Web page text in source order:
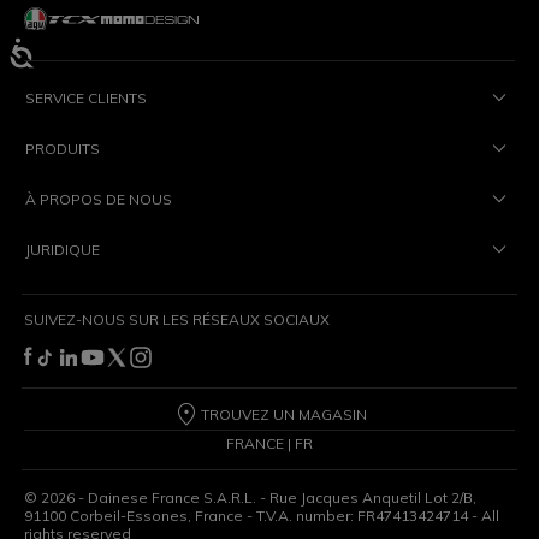
SERVICE CLIENTS
PRODUITS
À PROPOS DE NOUS
JURIDIQUE
SUIVEZ-NOUS SUR LES RÉSEAUX SOCIAUX
TROUVEZ UN MAGASIN
FRANCE | FR
© 2026 - Dainese France S.A.R.L. - Rue Jacques Anquetil Lot 2/B,
91100 Corbeil-Essones, France - T.V.A. number: FR47413424714 - All
rights reserved